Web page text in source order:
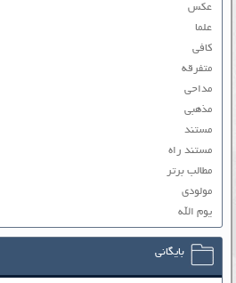
عکس
علما
کافی
متفرقه
مداحی
مذهبی
مستند
مستند راه
مطالب برتر
مولودی
یوم الله
بایگانی